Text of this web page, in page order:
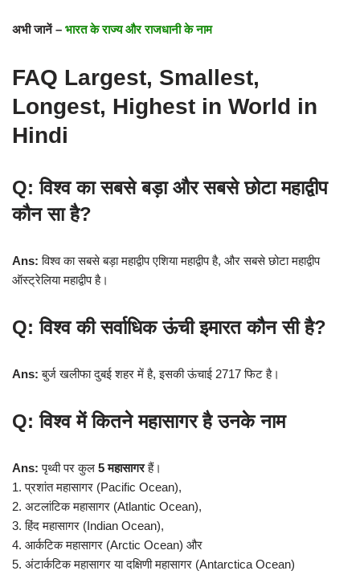
अभी जानें – भारत के राज्य और राजधानी के नाम
FAQ Largest, Smallest,
Longest, Highest in World in
Hindi
Q: विश्व का सबसे बड़ा और सबसे छोटा महाद्वीप
कौन सा है?
Ans: विश्व का सबसे बड़ा महाद्वीप एशिया महाद्वीप है, और सबसे छोटा महाद्वीप
ऑस्ट्रेलिया महाद्वीप है।
Q: विश्व की सर्वाधिक ऊंची इमारत कौन सी है?
Ans: बुर्ज खलीफा दुबई शहर में है, इसकी ऊंचाई 2717 फिट है।
Q: विश्व में कितने महासागर है उनके नाम
Ans: पृथ्वी पर कुल 5 महासागरहैं।
1. प्रशांत महासागर (Pacific Ocean),
2. अटलांटिक महासागर (Atlantic Ocean),
3. हिंद महासागर (Indian Ocean),
4. आर्कटिक महासागर (Arctic Ocean) और
5. अंटार्कटिक महासागर या दक्षिणी महासागर (Antarctica Ocean)